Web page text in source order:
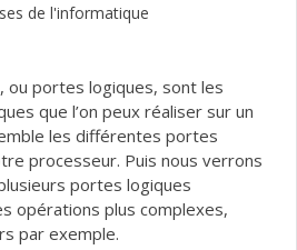
de l'informatique
ou portes logiques, sont les
que l’on peux réaliser sur un
les différentes portes
processeur. Puis nous verrons
portes logiques
opérations plus complexes,
par exemple.